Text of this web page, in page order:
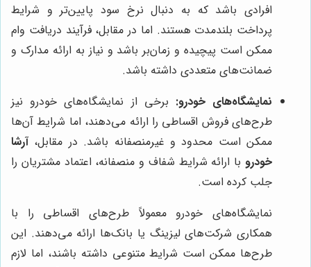
افرادی باشد که به دنبال نرخ سود پایین‌تر و شرایط
پرداخت بلندمدت هستند. اما در مقابل، فرآیند دریافت وام
ممکن است پیچیده و زمان‌بر باشد و نیاز به ارائه مدارک و
ضمانت‌های متعددی داشته باشد.
نمایشگاه‌های خودرو: برخی از نمایشگاه‌های خودرو نیز
طرح‌های فروش اقساطی را ارائه می‌دهند، اما شرایط آن‌ها
ممکن است محدود و غیرمنصفانه باشد. در مقابل،آرشا
خودرو با ارائه شرایط شفاف و منصفانه، اعتماد مشتریان را
جلب کرده است.
نمایشگاه‌های خودرو معمولاً طرح‌های اقساطی را با
همکاری شرکت‌های لیزینگ یا بانک‌ها ارائه می‌دهند. این
طرح‌ها ممکن است شرایط متنوعی داشته باشند، اما لازم